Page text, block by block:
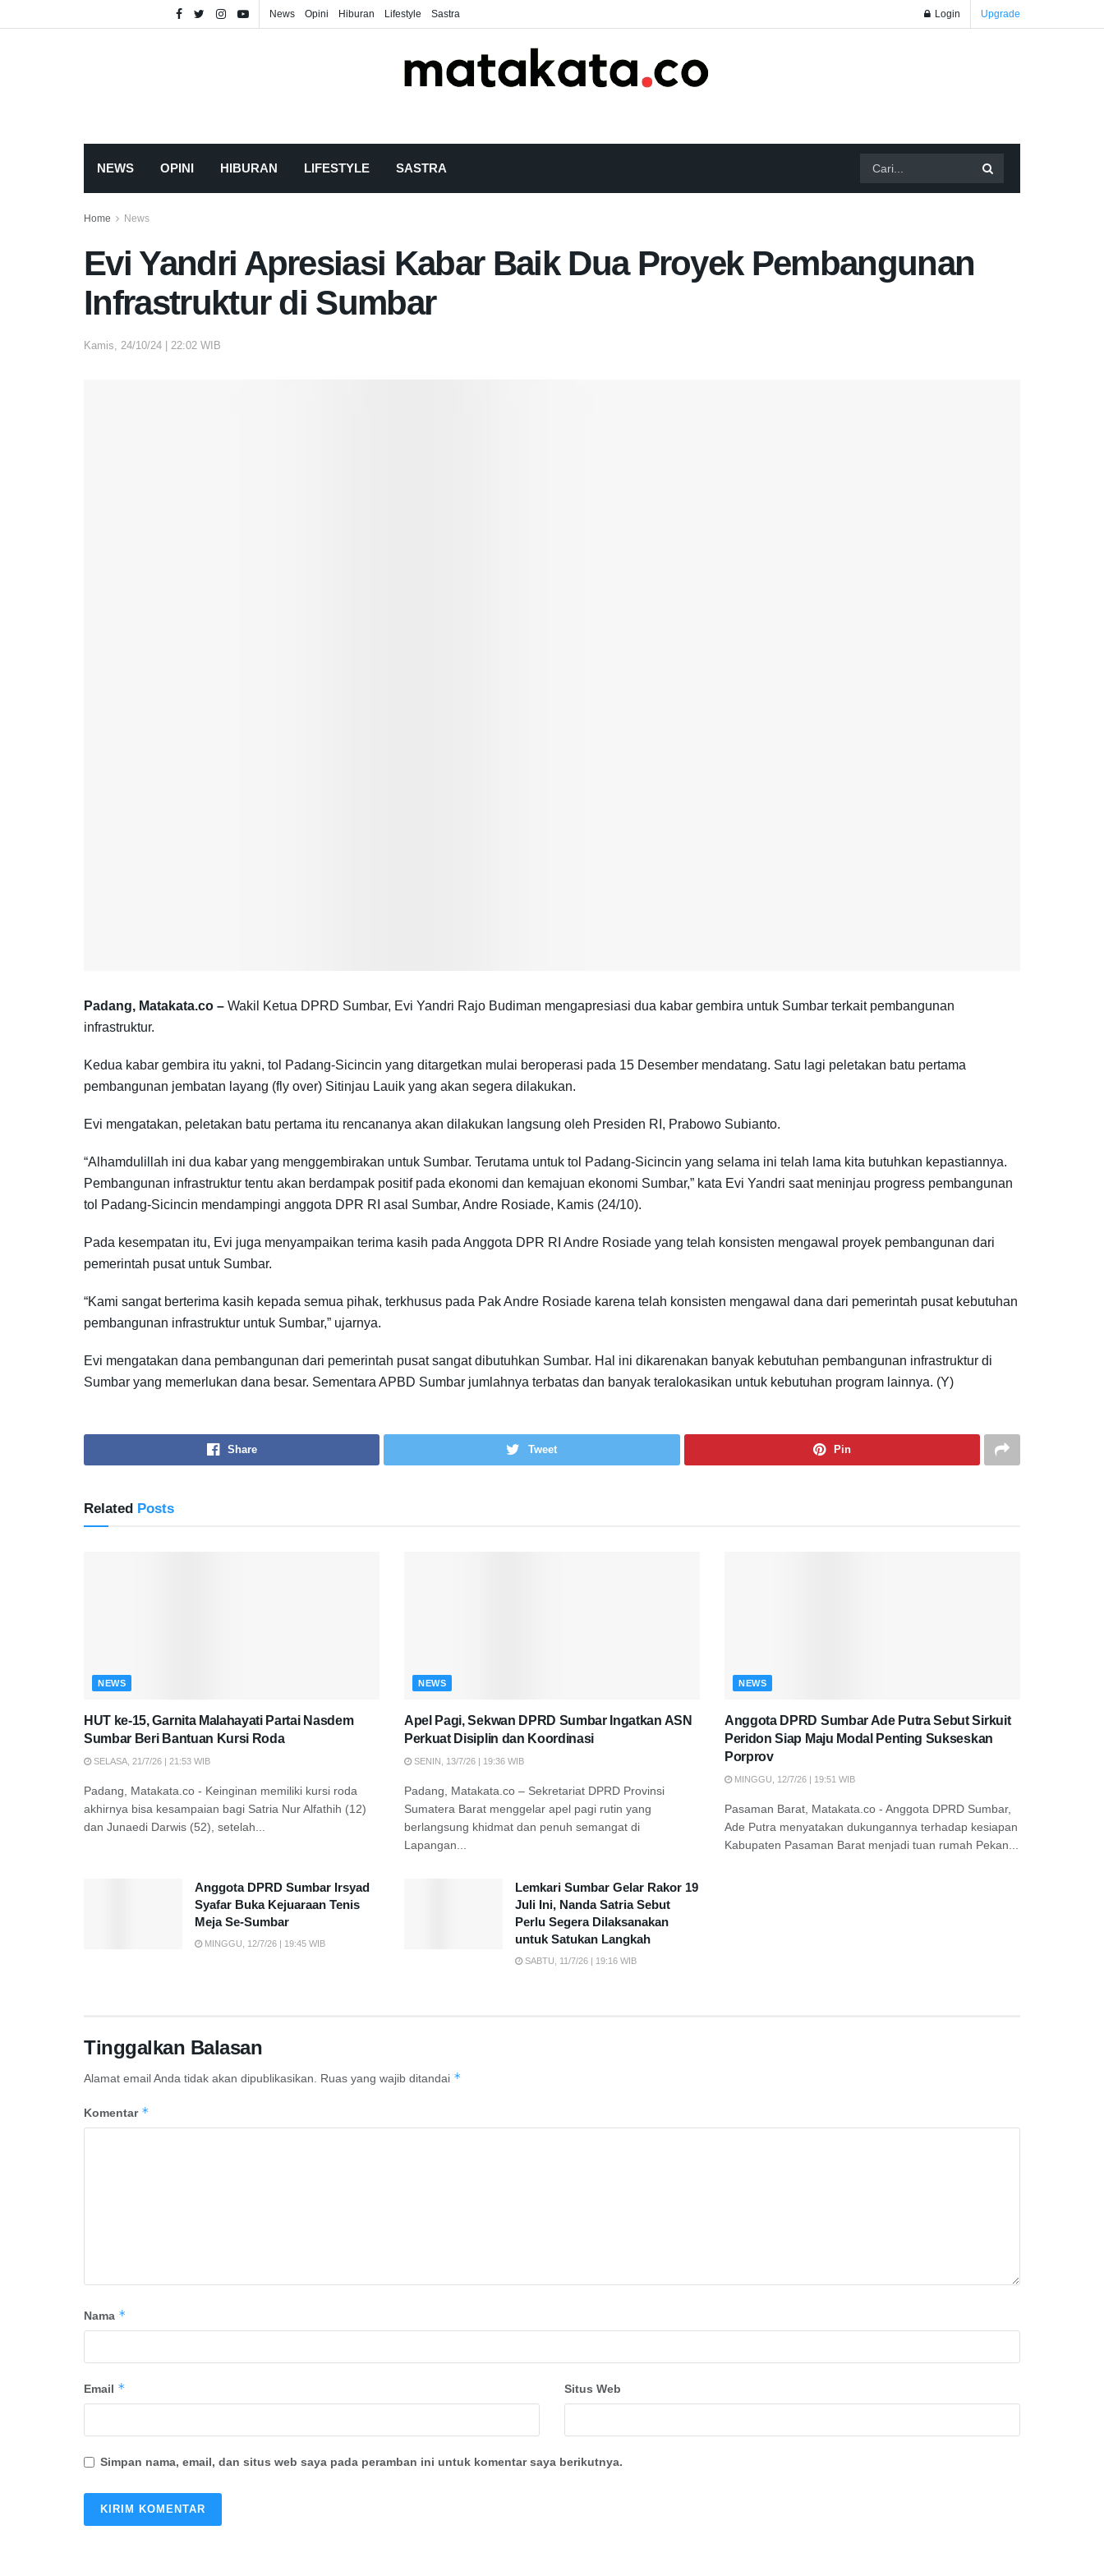
News Opini Hiburan Lifestyle Sastra Login Upgrade
NEWS OPINI HIBURAN LIFESTYLE SASTRA
Home News
Evi Yandri Apresiasi Kabar Baik Dua Proyek Pembangunan
Infrastruktur di Sumbar
Kamis, 24/10/24 | 22:02 WIB
Padang, Matakata.co – Wakil Ketua DPRD Sumbar, Evi Yandri Rajo Budiman mengapresiasi dua kabar gembira untuk Sumbar terkait pembangunan
infrastruktur.
Kedua kabar gembira itu yakni, tol Padang-Sicincin yang ditargetkan mulai beroperasi pada 15 Desember mendatang. Satu lagi peletakan batu pertama
pembangunan jembatan layang (fly over) Sitinjau Lauik yang akan segera dilakukan.
Evi mengatakan, peletakan batu pertama itu rencananya akan dilakukan langsung oleh Presiden RI, Prabowo Subianto.
“Alhamdulillah ini dua kabar yang menggembirakan untuk Sumbar. Terutama untuk tol Padang-Sicincin yang selama ini telah lama kita butuhkan kepastiannya.
Pembangunan infrastruktur tentu akan berdampak positif pada ekonomi dan kemajuan ekonomi Sumbar,” kata Evi Yandri saat meninjau progress pembangunan
tol Padang-Sicincin mendampingi anggota DPR RI asal Sumbar, Andre Rosiade, Kamis (24/10).
Pada kesempatan itu, Evi juga menyampaikan terima kasih pada Anggota DPR RI Andre Rosiade yang telah konsisten mengawal proyek pembangunan dari
pemerintah pusat untuk Sumbar.
“Kami sangat berterima kasih kepada semua pihak, terkhusus pada Pak Andre Rosiade karena telah konsisten mengawal dana dari pemerintah pusat kebutuhan
pembangunan infrastruktur untuk Sumbar,” ujarnya.
Evi mengatakan dana pembangunan dari pemerintah pusat sangat dibutuhkan Sumbar. Hal ini dikarenakan banyak kebutuhan pembangunan infrastruktur di
Sumbar yang memerlukan dana besar. Sementara APBD Sumbar jumlahnya terbatas dan banyak teralokasikan untuk kebutuhan program lainnya. (Y)
Share Tweet Pin
Related Posts
NEWS
HUT ke-15, Garnita Malahayati Partai Nasdem
Sumbar Beri Bantuan Kursi Roda
SELASA, 21/7/26 | 21:53 WIB
Padang, Matakata.co - Keinginan memiliki kursi roda
akhirnya bisa kesampaian bagi Satria Nur Alfathih (12)
dan Junaedi Darwis (52), setelah...
NEWS
Apel Pagi, Sekwan DPRD Sumbar Ingatkan ASN
Perkuat Disiplin dan Koordinasi
SENIN, 13/7/26 | 19:36 WIB
Padang, Matakata.co – Sekretariat DPRD Provinsi
Sumatera Barat menggelar apel pagi rutin yang
berlangsung khidmat dan penuh semangat di
Lapangan...
NEWS
Anggota DPRD Sumbar Ade Putra Sebut Sirkuit
Peridon Siap Maju Modal Penting Sukseskan
Porprov
MINGGU, 12/7/26 | 19:51 WIB
Pasaman Barat, Matakata.co - Anggota DPRD Sumbar,
Ade Putra menyatakan dukungannya terhadap kesiapan
Kabupaten Pasaman Barat menjadi tuan rumah Pekan...
Anggota DPRD Sumbar Irsyad
Syafar Buka Kejuaraan Tenis
Meja Se-Sumbar
MINGGU, 12/7/26 | 19:45 WIB
Lemkari Sumbar Gelar Rakor 19
Juli Ini, Nanda Satria Sebut
Perlu Segera Dilaksanakan
untuk Satukan Langkah
SABTU, 11/7/26 | 19:16 WIB
Tinggalkan Balasan
Alamat email Anda tidak akan dipublikasikan. Ruas yang wajib ditandai *
Komentar *
Nama *
Email * Situs Web
Simpan nama, email, dan situs web saya pada peramban ini untuk komentar saya berikutnya.